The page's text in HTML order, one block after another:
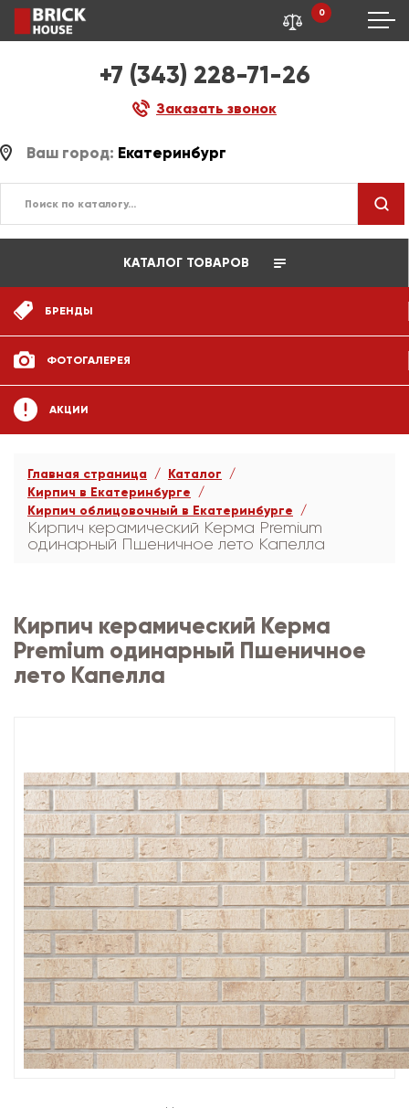
+7 (343) 228-71-26
Заказать звонок
0
Ваш город: Екатеринбург
КАТАЛОГ ТОВАРОВ
БРЕНДЫ
ФОТОГАЛЕРЕЯ
АКЦИИ
Главная страница
Каталог
Кирпич в Екатеринбурге
Кирпич облицовочный в Екатеринбурге
Кирпич керамический Керма Premium
одинарный Пшеничное лето Капелла
Кирпич керамический Керма
Premium одинарный Пшеничное
лето Капелла